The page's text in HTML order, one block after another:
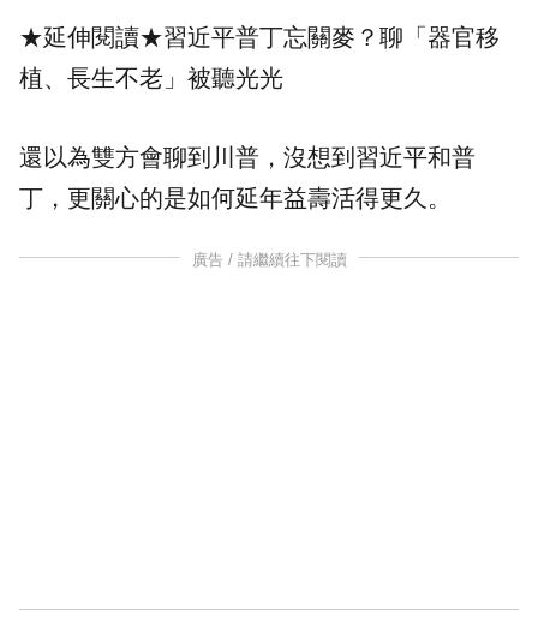
★延伸閱讀★習近平普丁忘關麥？聊「器官移
植、長生不老」被聽光光
還以為雙方會聊到川普，沒想到習近平和普
丁，更關心的是如何延年益壽活得更久。
廣告 / 請繼續往下閱讀